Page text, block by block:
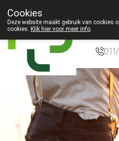
Cookies
Deze website maakt gebruik van cookies
cookies. Klik hier voor meer info.